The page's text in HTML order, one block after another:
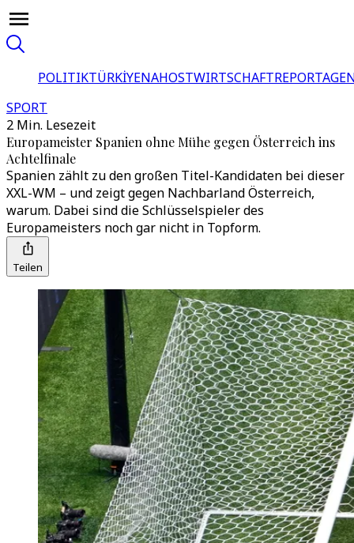
POLITIKTÜRKİYENAHOSTWIRTSCHAFT
SPORT
2 Min. Lesezeit
Europameister Spanien ohne Mühe gegen Österreich ins
Achtelfinale
Spanien zählt zu den großen Titel-Kandidaten bei dieser
XXL-WM – und zeigt gegen Nachbarland Österreich,
warum. Dabei sind die Schlüsselspieler des
Europameisters noch gar nicht in Topform.
Teilen